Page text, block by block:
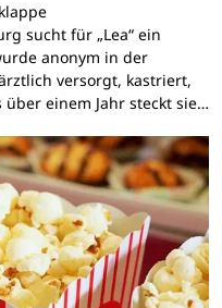
sucht für „Lea“ ein
anonym in der
versorgt, kastriert,
einem Jahr steckt sie…